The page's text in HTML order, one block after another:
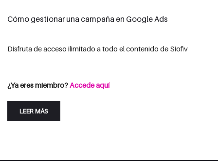
Cómo gestionar una campaña en Google Ads
Disfruta de acceso ilimitado a todo el contenido de Siofiv
¿Ya eres miembro?Accede aquí
LEER MÁS